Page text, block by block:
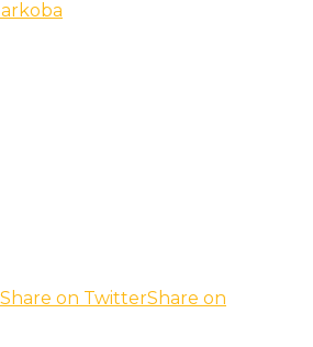
Share on TwitterShare on